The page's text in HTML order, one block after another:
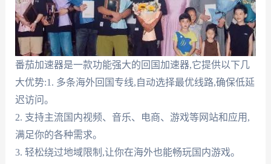
番茄加速器是一款功能强大的回国加速器,它提供以下几
大优势:1. 多条海外回国专线,自动选择最优线路,确保低延
迟访问。
2. 支持主流国内视频、音乐、电商、游戏等网站和应用,
满足你的各种需求。
3. 轻松绕过地域限制,让你在海外也能畅玩国内游戏。